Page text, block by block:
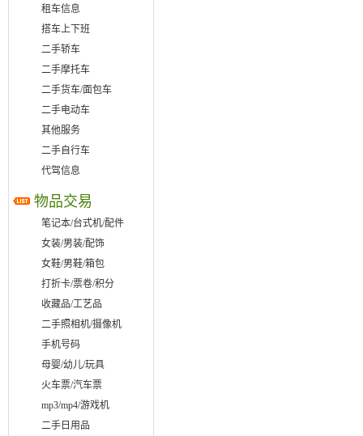
租车信息
搭车上下班
二手轿车
二手摩托车
二手货车/面包车
二手电动车
其他服务
二手自行车
代驾信息
物品交易
笔记本/台式机/配件
女装/男装/配饰
女鞋/男鞋/箱包
打折卡/票卷/积分
收藏品/工艺品
二手照相机/摄像机
手机号码
母婴/幼儿/玩具
火车票/汽车票
mp3/mp4/游戏机
二手日用品